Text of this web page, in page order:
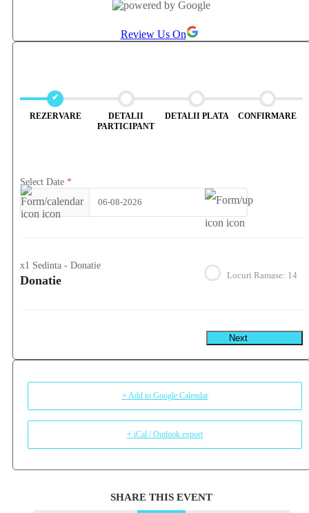
originar: evoluția spirituală și calea spre iluminare.
Review Us On
REZERVARE
DETALII
PARTICIPANT
DETALII PLATA CONFIRMARE
Select Date *
06-08-2026
x1 Sedinta - Donatie
Donatie Locuri Ramase: 14
Next
+ Add to Google Calendar
+ iCal / Outlook export
SHARE THIS EVENT